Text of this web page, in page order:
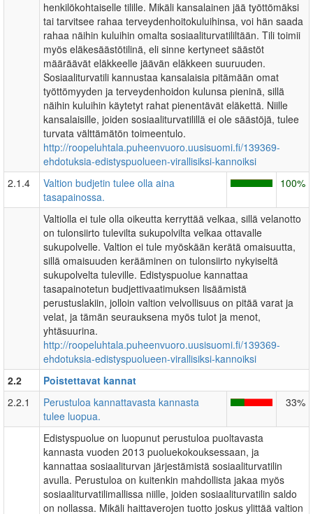
henkilökohtaiselle tilille. Mikäli kansalainen jää työttömäksi
tai tarvitsee rahaa terveydenhoitokuluihinsa, voi hän saada
rahaa näihin kuluihin omalta sosiaaliturvatililtään. Tili toimii
myös eläkesäästötilinä, eli sinne kertyneet säästöt
määräävät eläkkeelle jäävän eläkkeen suuruuden.
Sosiaaliturvatili kannustaa kansalaisia pitämään omat
työttömyyden ja terveydenhoidon kulunsa pieninä, sillä
näihin kuluihin käytetyt rahat pienentävät eläkettä. Niille
kansalaisille, joiden sosiaaliturvatilillä ei ole säästöjä, tulee
turvata välttämätön toimeentulo.
http://roopeluhtala.puheenvuoro.uusisuomi.fi/139369-
ehdotuksia-edistyspuolueen-virallisiksi-kannoiksi
2.1.4
Valtion budjetin tulee olla aina
tasapainossa.
100%
Valtiolla ei tule olla oikeutta kerryttää velkaa, sillä velanotto
on tulonsiirto tulevilta sukupolvilta velkaa ottavalle
sukupolvelle. Valtion ei tule myöskään kerätä omaisuutta,
sillä omaisuuden kerääminen on tulonsiirto nykyiseltä
sukupolvelta tuleville. Edistyspuolue kannattaa
tasapainotetun budjettivaatimuksen lisäämistä
perustuslakiin, jolloin valtion velvollisuus on pitää varat ja
velat, ja tämän seurauksena myös tulot ja menot,
yhtäsuurina.
http://roopeluhtala.puheenvuoro.uusisuomi.fi/139369-
ehdotuksia-edistyspuolueen-virallisiksi-kannoiksi
2.2
Poistettavat kannat
2.2.1
Perustuloa kannattavasta kannasta
tulee luopua.
33%
Edistyspuolue on luopunut perustuloa puoltavasta
kannasta vuoden 2013 puoluekokouksessaan, ja
kannattaa sosiaaliturvan järjestämistä sosiaaliturvatilin
avulla. Perustuloa on kuitenkin mahdollista jakaa myös
sosiaaliturvatilimallissa niille, joiden sosiaaliturvatilin saldo
on nollassa. Mikäli haittaverojen tuotto joskus ylittää valtion